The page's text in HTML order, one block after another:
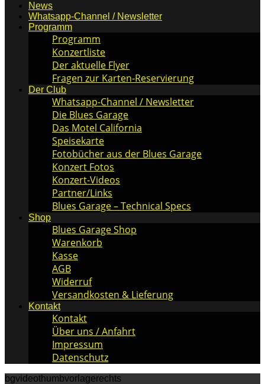
News
Whatsapp-Channel / Newsletter
Programm
Programm
Konzertliste
Der aktuelle Flyer
Fragen zur Karten-Reservierung
Der Club
Whatsapp-Channel / Newsletter
Die Blues Garage
Das Motel California
Speisekarte
Fotobücher aus der Blues Garage
Konzert Fotos
Konzert-Videos
Partner/Links
Blues Garage – Technical Specs
Shop
Blues Garage Shop
Warenkorb
Kasse
AGB
Widerruf
Versandkosten & Lieferung
Kontakt
Kontakt
Über uns / Anfahrt
Impressum
Datenschutz
bgvideothumbvorlagerechts